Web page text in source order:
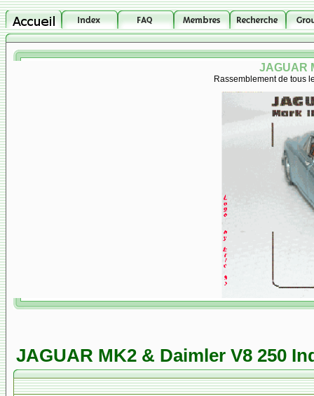
JAGUAR
Rassemblement de tous
JAGUAR MK2 & Daimler V8 250